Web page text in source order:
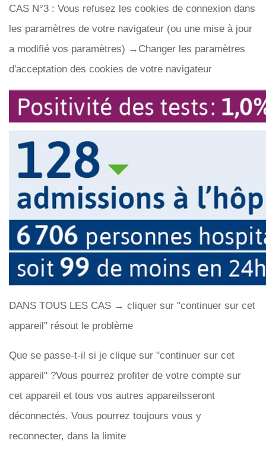
CAS N°3 : Vous refusez les cookies de connexion dans
les paramètres de votre navigateur (ou une mise à jour
a modifié vos paramètres) →Changer les paramètres
d'acceptation des cookies de votre navigateur
DANS TOUS LES CAS → cliquer sur "continuer sur cet
appareil" résout le problème
Que se passe-t-il si je clique sur "continuer sur cet
appareil" ?Vous pourrez profiter de votre compte sur
cet appareil et tous vos autres appareilsseront
déconnectés. Vous pourrez toujours vous y
reconnecter, dans la limite